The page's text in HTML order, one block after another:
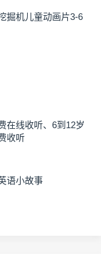
掘机儿童动画片3-6
在线收听、6到12岁
收听
语小故事